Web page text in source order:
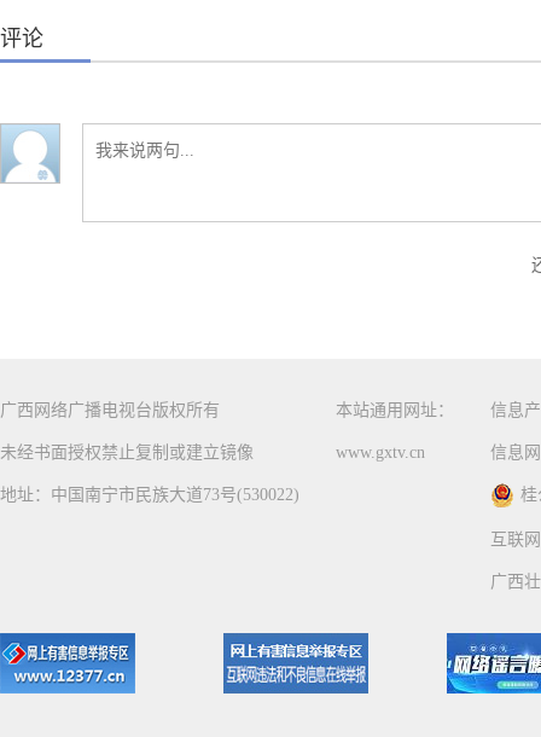
评论
广西网络广播电视台版权所有
未经书面授权禁止复制或建立镜像
地址：中国南宁市民族大道73号(530022)
本站通用网址：
www.gxtv.cn
信息
信息
桂
互联
广西